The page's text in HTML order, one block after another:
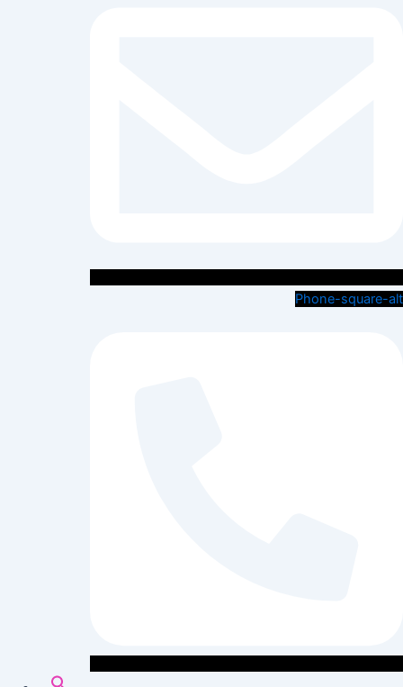
Phone-square-alt